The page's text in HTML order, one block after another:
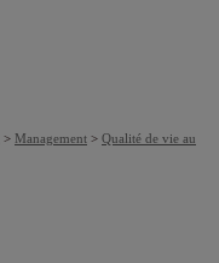
> Management > Qualité de vie au